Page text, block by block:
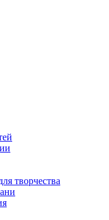
творчества